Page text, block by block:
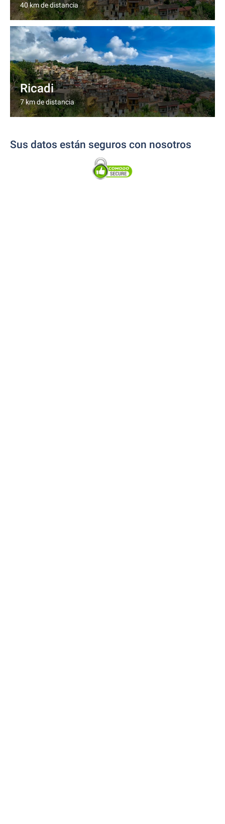
40 km de distancia
Ricadi
7 km de distancia
Sus datos están seguros con nosotros